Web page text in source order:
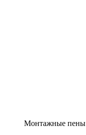
Монтажные пены